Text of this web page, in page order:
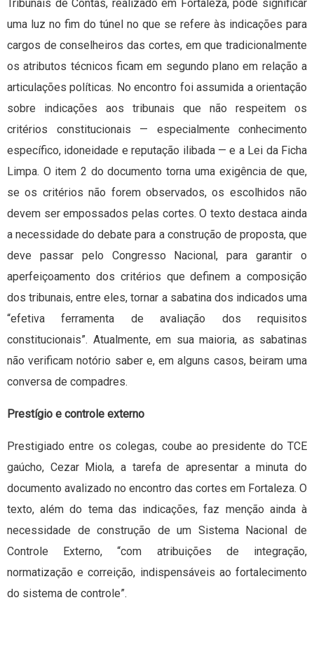
Tribunais de Contas, realizado em Fortaleza, pode significar
uma luz no fim do túnel no que se refere às indicações para
cargos de conselheiros das cortes, em que tradicionalmente
os atributos técnicos ficam em segundo plano em relação a
articulações políticas. No encontro foi assumida a orientação
sobre indicações aos tribunais que não respeitem os
critérios constitucionais — especialmente conhecimento
específico, idoneidade e reputação ilibada — e a Lei da Ficha
Limpa. O item 2 do documento torna uma exigência de que,
se os critérios não forem observados, os escolhidos não
devem ser empossados pelas cortes. O texto destaca ainda
a necessidade do debate para a construção de proposta, que
deve passar pelo Congresso Nacional, para garantir o
aperfeiçoamento dos critérios que definem a composição
dos tribunais, entre eles, tornar a sabatina dos indicados uma
“efetiva ferramenta de avaliação dos requisitos
constitucionais”. Atualmente, em sua maioria, as sabatinas
não verificam notório saber e, em alguns casos, beiram uma
conversa de compadres.
Prestígio e controle externo
Prestigiado entre os colegas, coube ao presidente do TCE
gaúcho, Cezar Miola, a tarefa de apresentar a minuta do
documento avalizado no encontro das cortes em Fortaleza. O
texto, além do tema das indicações, faz menção ainda à
necessidade de construção de um Sistema Nacional de
Controle Externo, “com atribuições de integração,
normatização e correição, indispensáveis ao fortalecimento
do sistema de controle”.